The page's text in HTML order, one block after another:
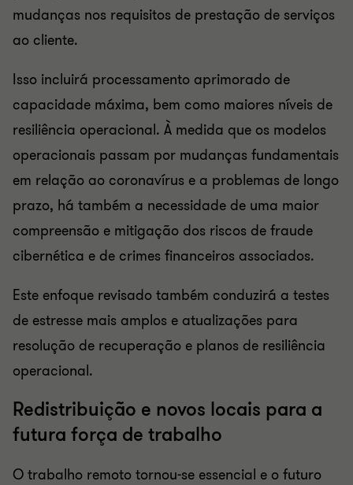
mudanças nos requisitos de prestação de serviços
ao cliente.
Isso incluirá processamento aprimorado de
capacidade máxima, bem como maiores níveis de
resiliência operacional. À medida que os modelos
operacionais passam por mudanças fundamentais
em relação ao coronavírus e a problemas de longo
prazo, há também a necessidade de uma maior
compreensão e mitigação dos riscos de fraude
cibernética e de crimes financeiros associados.
Este enfoque revisado também conduzirá a testes
de estresse mais amplos e atualizações para
resolução de recuperação e planos de resiliência
operacional.
Redistribuição e novos locais para a
futura força de trabalho
O trabalho remoto tornou-se essencial e o futuro